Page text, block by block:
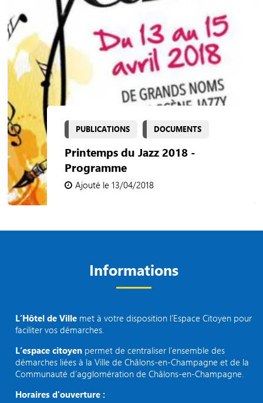
PUBLICATIONS DOCUMENTS
Printemps du Jazz 2018 -
Programme
Ajouté le 13/04/2018
Informations
L’Hôtel de Ville met à votre disposition l’Espace Citoyen pour
faciliter vos démarches.
L’espace citoyen permet de centraliser l’ensemble des
démarches liées à la Ville de Châlons-en-Champagne et de la
Communauté d’agglomération de Châlons-en-Champagne.
Horaires d'ouverture :